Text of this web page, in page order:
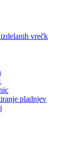
vrečk
pladnjev